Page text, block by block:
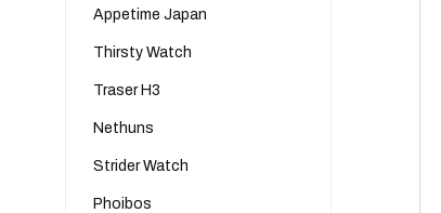
Appetime Japan
Thirsty Watch
Traser H3
Nethuns
Strider Watch
Phoibos